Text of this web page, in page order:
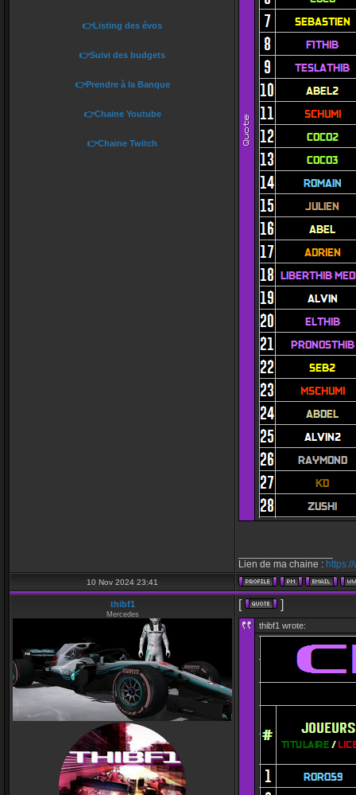
👉Listing des évos
👉Suivi des budgets
👉Prendre à la Banque
👉Chaine Youtube
👉Chaine Twitch
Lien de ma chaine :
10 Nov 2024 23:41
thibf1
Mercedes
[ ]
thibf1 wrote: